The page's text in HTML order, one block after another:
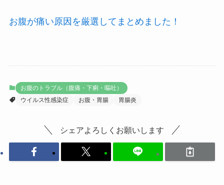
お腹が痛い原因を厳選してまとめました！
お腹のトラブル（腹痛・下痢・嘔吐）
ウイルス性感染症
お腹・胃腸 胃腸炎
シェアよろしくお願いします